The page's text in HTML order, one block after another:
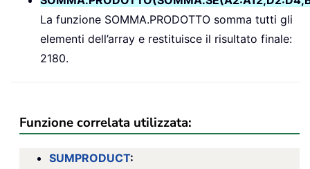
La funzione SOMMA.PRODOTTO somma tutti gli
elementi dell’array e restituisce il risultato finale:
2180.
Funzione correlata utilizzata:
SUMPRODUCT: